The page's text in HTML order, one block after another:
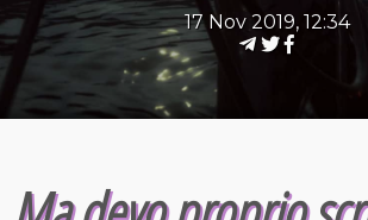
17 Nov 2019, 12:34